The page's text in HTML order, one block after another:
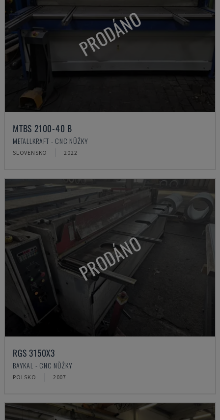
PRODÁNO
MTBS 2100-40 B
METALLKRAFT - CNC NŮŽKY
SLOVENSKO 2022
PRODÁNO
RGS 3150X3
BAYKAL - CNC NŮŽKY
POLSKO 2007